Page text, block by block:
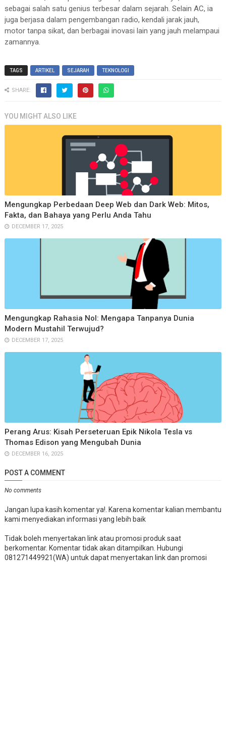
sebagai salah satu genius terbesar dalam sejarah. Selain AC, ia
juga berjasa dalam pengembangan radio, kendali jarak jauh,
motor tanpa sikat, dan berbagai inovasi lain yang jauh melampaui
zamannya.
TAGS ARTIKEL SEJARAH TEKNOLOGI
SHARE:
YOU MIGHT ALSO LIKE
Mengungkap Perbedaan Deep Web dan Dark Web: Mitos,
Fakta, dan Bahaya yang Perlu Anda Tahu
DECEMBER 17, 2025
Mengungkap Rahasia Nol: Mengapa Tanpanya Dunia
Modern Mustahil Terwujud?
DECEMBER 17, 2025
Perang Arus: Kisah Perseteruan Epik Nikola Tesla vs
Thomas Edison yang Mengubah Dunia
DECEMBER 16, 2025
POST A COMMENT
No comments
Jangan lupa kasih komentar ya!. Karena komentar kalian membantu
kami menyediakan informasi yang lebih baik
Tidak boleh menyertakan link atau promosi produk saat
berkomentar. Komentar tidak akan ditampilkan. Hubungi
081271449921(WA) untuk dapat menyertakan link dan promosi